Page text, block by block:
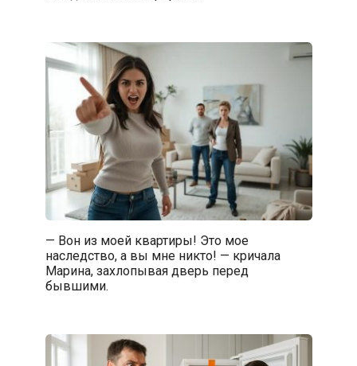
— Вон из моей квартиры! Это мое
наследство, а вы мне никто! — кричала
Марина, захлопывая дверь перед
бывшими.